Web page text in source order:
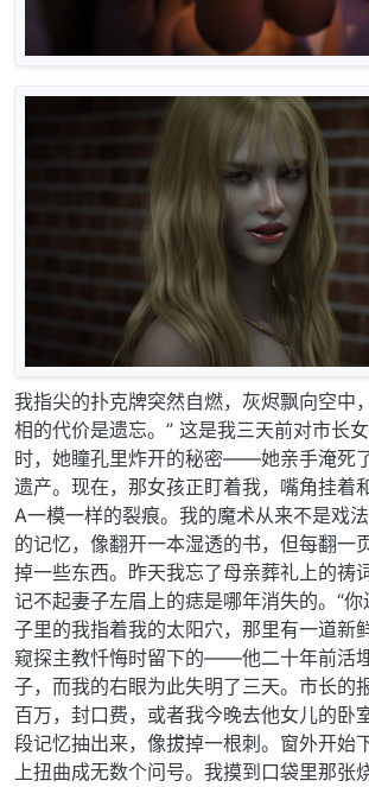
我指尖的扑克牌突然自燃，灰烬飘向空中
相的代价是遗忘。”​ 这是我三天前对市长
时，她瞳孔里炸开的秘密——她亲手淹死
遗产。现在，那女孩正盯着我，嘴角挂着
A一模一样的裂痕。我的魔术从来不是戏
的记忆，像翻开一本湿透的书，但每翻一
掉一些东西。昨天我忘了母亲葬礼上的祷
记不起妻子左眉上的痣是哪年消失的。“你
子里的我指着我的太阳穴，那里有一道新
窥探主教忏悔时留下的——他二十年前活
子，而我的右眼为此失明了三天。市长的
百万，封口费，或者我今晚去他女儿的卧
段记忆抽出来，像拔掉一根刺。窗外开始
上扭曲成无数个问号。我摸到口袋里那张